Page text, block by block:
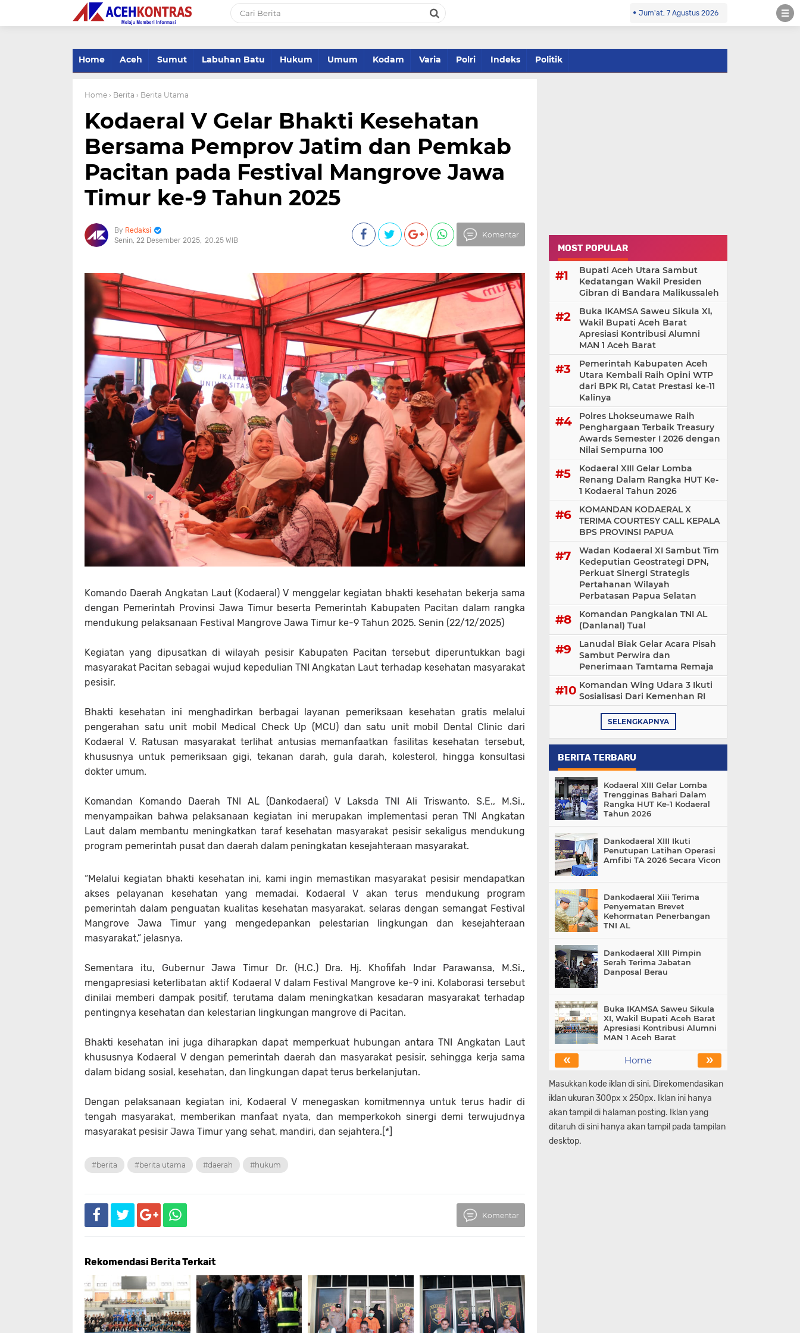
Jum'at, 7 Agustus 2026
Home Aceh Sumut Labuhan Batu Hukum Umum Kodam Varia Polri Indeks Politik
Home › Berita › Berita Utama
Kodaeral V Gelar Bhakti Kesehatan
Bersama Pemprov Jatim dan Pemkab
Pacitan pada Festival Mangrove Jawa
Timur ke-9 Tahun 2025
Redaksi
Senin, 22 Desember 2025 20.25 WIB
Komentar
Komando Daerah Angkatan Laut (Kodaeral) V menggelar kegiatan bhakti kesehatan bekerja sama
dengan Pemerintah Provinsi Jawa Timur beserta Pemerintah Kabupaten Pacitan dalam rangka
mendukung pelaksanaan Festival Mangrove Jawa Timur ke-9 Tahun 2025. Senin (22/12/2025)
Kegiatan yang dipusatkan di wilayah pesisir Kabupaten Pacitan tersebut diperuntukkan bagi
masyarakat Pacitan sebagai wujud kepedulian TNI Angkatan Laut terhadap kesehatan masyarakat
pesisir.
Bhakti kesehatan ini menghadirkan berbagai layanan pemeriksaan kesehatan gratis melalui
pengerahan satu unit mobil Medical Check Up (MCU) dan satu unit mobil Dental Clinic dari
Kodaeral V. Ratusan masyarakat terlihat antusias memanfaatkan fasilitas kesehatan tersebut,
khususnya untuk pemeriksaan gigi, tekanan darah, gula darah, kolesterol, hingga konsultasi
dokter umum.
Komandan Komando Daerah TNI AL (Dankodaeral) V Laksda TNI Ali Triswanto, S.E., M.Si.,
menyampaikan bahwa pelaksanaan kegiatan ini merupakan implementasi peran TNI Angkatan
Laut dalam membantu meningkatkan taraf kesehatan masyarakat pesisir sekaligus mendukung
program pemerintah pusat dan daerah dalam peningkatan kesejahteraan masyarakat.
“Melalui kegiatan bhakti kesehatan ini, kami ingin memastikan masyarakat pesisir mendapatkan
akses pelayanan kesehatan yang memadai. Kodaeral V akan terus mendukung program
pemerintah dalam penguatan kualitas kesehatan masyarakat, selaras dengan semangat Festival
Mangrove Jawa Timur yang mengedepankan pelestarian lingkungan dan kesejahteraan
masyarakat,” jelasnya.
Sementara itu, Gubernur Jawa Timur Dr. (H.C.) Dra. Hj. Khofifah Indar Parawansa, M.Si.,
mengapresiasi keterlibatan aktif Kodaeral V dalam Festival Mangrove ke-9 ini. Kolaborasi tersebut
dinilai memberi dampak positif, terutama dalam meningkatkan kesadaran masyarakat terhadap
pentingnya kesehatan dan kelestarian lingkungan mangrove di Pacitan.
Bhakti kesehatan ini juga diharapkan dapat memperkuat hubungan antara TNI Angkatan Laut
khususnya Kodaeral V dengan pemerintah daerah dan masyarakat pesisir, sehingga kerja sama
dalam bidang sosial, kesehatan, dan lingkungan dapat terus berkelanjutan.
Dengan pelaksanaan kegiatan ini, Kodaeral V menegaskan komitmennya untuk terus hadir di
tengah masyarakat, memberikan manfaat nyata, dan memperkokoh sinergi demi terwujudnya
masyarakat pesisir Jawa Timur yang sehat, mandiri, dan sejahtera.[*]
#berita #berita utama #daerah #hukum
Komentar
Rekomendasi Berita Terkait
MOST POPULAR
Bupati Aceh Utara Sambut
Kedatangan Wakil Presiden
Gibran di Bandara Malikussaleh
Buka IKAMSA Saweu Sikula XI,
Wakil Bupati Aceh Barat
Apresiasi Kontribusi Alumni
MAN 1 Aceh Barat
Pemerintah Kabupaten Aceh
Utara Kembali Raih Opini WTP
dari BPK RI, Catat Prestasi ke-11
Kalinya
Polres Lhokseumawe Raih
Penghargaan Terbaik Treasury
Awards Semester I 2026 dengan
Nilai Sempurna 100
Kodaeral XIII Gelar Lomba
Renang Dalam Rangka HUT Ke-
1 Kodaeral Tahun 2026
KOMANDAN KODAERAL X
TERIMA COURTESY CALL KEPALA
BPS PROVINSI PAPUA
Wadan Kodaeral XI Sambut Tim
Kedeputian Geostrategi DPN,
Perkuat Sinergi Strategis
Pertahanan Wilayah
Perbatasan Papua Selatan
Komandan Pangkalan TNI AL
(Danlanal) Tual
Lanudal Biak Gelar Acara Pisah
Sambut Perwira dan
Penerimaan Tamtama Remaja
Komandan Wing Udara 3 Ikuti
Sosialisasi ‎Dari Kemenhan RI
SELENGKAPNYA
BERITA TERBARU
Kodaeral XIII Gelar Lomba
Trengginas Bahari Dalam
Rangka HUT Ke-1 Kodaeral
Tahun 2026
Dankodaeral XIII Ikuti
Penutupan Latihan Operasi
Amfibi TA 2026 Secara Vicon
Dankodaeral Xiii Terima
Penyematan Brevet
Kehormatan Penerbangan
TNI AL
Dankodaeral XIII Pimpin
Serah Terima Jabatan
Danposal Berau
Buka IKAMSA Saweu Sikula
XI, Wakil Bupati Aceh Barat
Apresiasi Kontribusi Alumni
MAN 1 Aceh Barat
« »
Home
Masukkan kode iklan di sini. Direkomendasikan
iklan ukuran 300px x 250px. Iklan ini hanya
akan tampil di halaman posting. Iklan yang
ditaruh di sini hanya akan tampil pada tampilan
desktop.